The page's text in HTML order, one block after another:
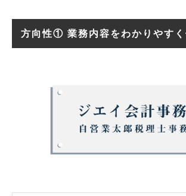
方向性① 業務内容をわかりやすく